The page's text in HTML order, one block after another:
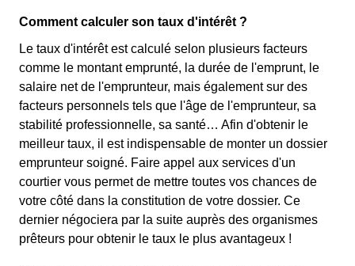
Comment calculer son taux d'intérêt ?
Le taux d'intérêt est calculé selon plusieurs facteurs
comme le montant emprunté, la durée de l'emprunt, le
salaire net de l'emprunteur, mais également sur des
facteurs personnels tels que l'âge de l'emprunteur, sa
stabilité professionnelle, sa santé… Afin d'obtenir le
meilleur taux, il est indispensable de monter un dossier
emprunteur soigné. Faire appel aux services d'un
courtier vous permet de mettre toutes vos chances de
votre côté dans la constitution de votre dossier. Ce
dernier négociera par la suite auprès des organismes
prêteurs pour obtenir le taux le plus avantageux !